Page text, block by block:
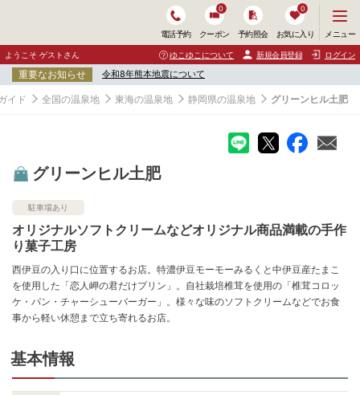
電話予約 クーポン
0
予約照会 お気に入り
0
ニ
ュ
ー
開
く
メニュー
ようこそ ゲストさん ゆこゆこについて 新規会員登録 ログイン
重要なお知らせ 令和8年熊本地震について
イド 全国の温泉地 東海の温泉地 静岡県の温泉地 グリーンヒル土肥
グリーンヒル土肥
駐車場あり
オリジナルソフトクリームなどオリジナル商品満載の手作
り菓子工房
西伊豆の入り口に位置するお店。特濃伊豆モーモーみるくと中伊豆産たまこ
を使用した「恋人岬の君だけプリン」。自社栽培椎茸を使用の「椎茸コロッ
ケ・パン・チャーシューバーガー」。様々な味のソフトクリームなどでお食
事から軽い休憩まで立ち寄れるお店。
基本情報